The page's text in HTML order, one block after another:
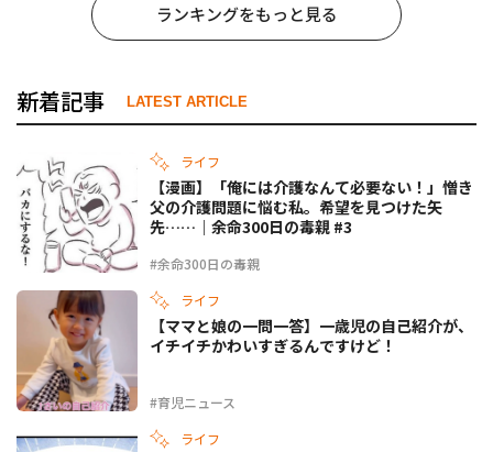
ランキングをもっと見る
新着記事 LATEST ARTICLE
ライフ
#余命300日の毒親
【漫画】「俺には介護なんて必要ない！」憎き
父の介護問題に悩む私。希望を見つけた矢
先……｜余命300日の毒親 #3
ライフ
#育児ニュース
【ママと娘の一問一答】一歳児の自己紹介が、
イチイチかわいすぎるんですけど！
ライフ